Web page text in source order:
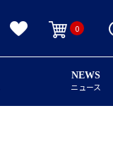
0
NEWS
ニュース